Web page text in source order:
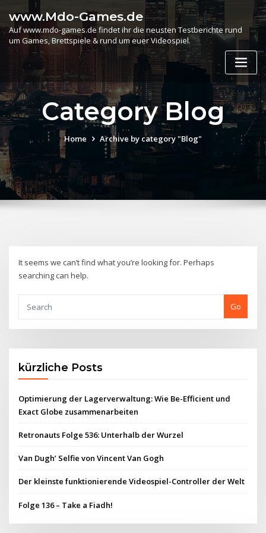
content
www.Mdo-Games.de
Auf www.mdo-games.de findet ihr die neusten Testberichte rund
um Games, Brettspiele & rund um euer Videospiel.
Category Blog
Home Archive by category "Blog"
It seems we can’t find what you’re looking for. Perhaps
searching can help.
Go
kürzliche Posts
Optimierung der Lagerverwaltung: Wie Be-Efficient und
Exact Globe zusammenarbeiten
Retronauts Folge 536: Unterhalb der Wurzel
Van Dugh’ Selfie von Vincent Van Gogh
Der kleinste funktionierende Videospiel-Controller der Welt
Folge 136 – Take a Fiadh!